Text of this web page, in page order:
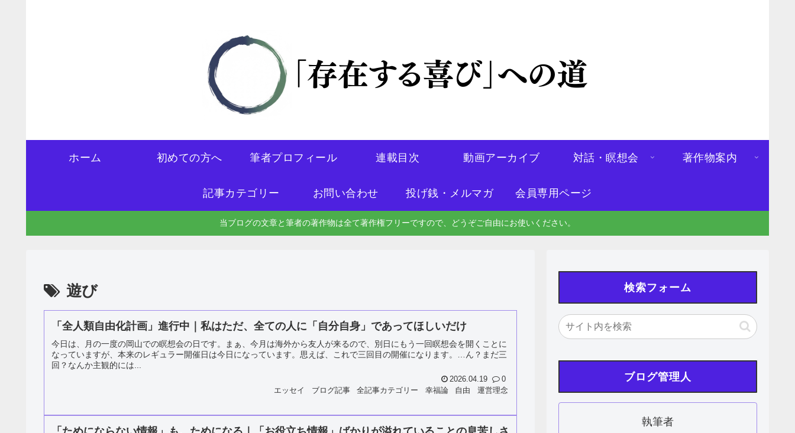
ホーム 初めての方へ 筆者プロフィール 連載目次 動画アーカイブ 対話・瞑想会 著作物案内
記事カテゴリー お問い合わせ 投げ銭・メルマガ 会員専用ページ
当ブログの文章と筆者の著作物は全て著作権フリーですので、どうぞご自由にお使いください。
遊び
「全人類自由化計画」進行中｜私はただ、全ての人に「自分自身」であってほしいだけ
今日は、月の一度の岡山での瞑想会の日です。まぁ、今月は海外から友人が来るので、別日にもう一回瞑想会を開くことに
なっていますが、本来のレギュラー開催日は今日になっています。思えば、これで三回目の開催になります。…ん？まだ三
回？なんか主観的には...
2026.04.19
0
エッセイ
ブログ記事 全記事カテゴリー 幸福論 自由 運営理念
検索フォーム
ブログ管理人
執筆者